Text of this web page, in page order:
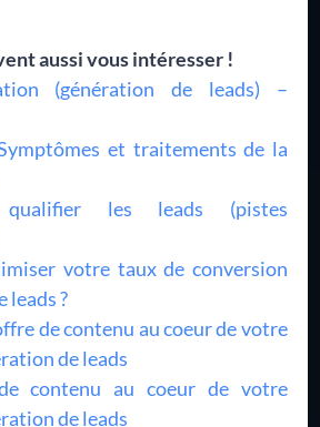
aussi vous intéresser !
(génération de leads) –
et traitements de la
qualifier les leads (pistes
votre taux de conversion
leads ?
de contenu au coeur de votre
de leads
contenu au coeur de votre
de leads